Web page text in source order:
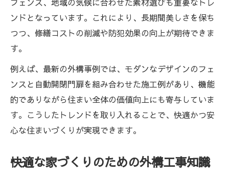
外構工事で家族の安全を守るポイント
フェンス設置による転落防止策を紹介
家族思いの外構工事アイデアを徹底紹介
フェンス設置と外構工事で防犯力向上
ンドとなっています。これにより、長期間美しさを保ち
つつ、修繕コストの削減や防犯効果の向上が期待できま
す。
例えば、最新の外構事例では、モダンなデザインのフェ
ンスと自動開閉門扉を組み合わせた施工例があり、機能
的でありながら住まい全体の価値向上にも寄与していま
す。こうしたトレンドを取り入れることで、快適かつ安
心な住まいづくりが実現できます。
快適な家づくりのための外構工事知識